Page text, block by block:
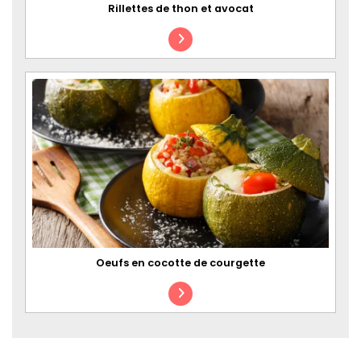
Rillettes de thon et avocat
Oeufs en cocotte de courgette